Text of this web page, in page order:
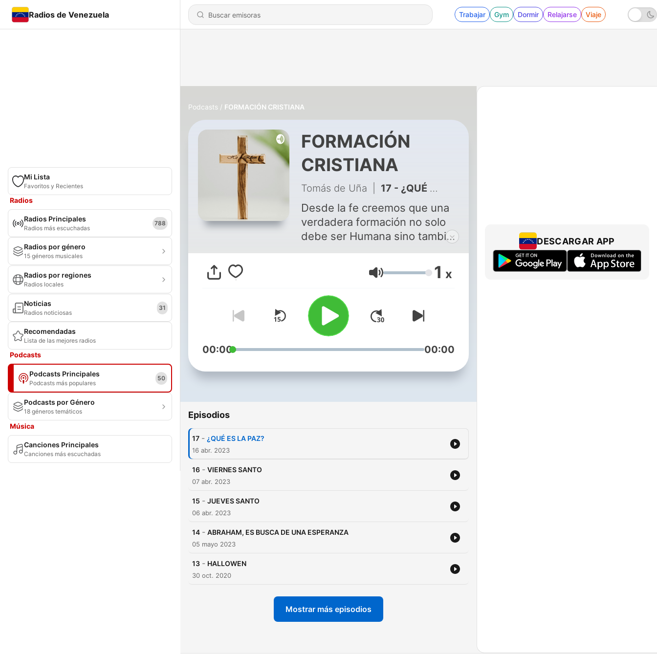
Radios de Venezuela Trabajar Gym Dormir Relajarse Viaje
Mi Lista
Favoritos y Recientes
Radios
Radios Principales
Radios más escuchadas
788
Radios por género
15 géneros musicales
Radios por regiones
Radios locales
Noticias
Radios noticiosas
31
Recomendadas
Lista de las mejores radios
Podcasts
Podcasts Principales
Podcasts más populares
50
Podcasts por Género
18 géneros temáticos
Música
Canciones Principales
Canciones más escuchadas
Podcasts FORMACIÓN CRISTIANA
FORMACIÓN
CRISTIANA
Tomás de Uña 17 - ¿QUÉ ES LA PAZ?
Desde la fe creemos que una
verdadera formación no solo
debe ser Humana sino también
Cristiana. Nuestra esperanza
en el Dios de la vida y en
Jesús de Nazaret nos
conducen hacia una vida en
plenitud aquí y ahora. En este
Podcast encontrarás algunas
claves para poder vivir nuestra
fe entendiéndola cada día un
Volumen 1 x
00:00 00:00
Episodios
17 - ¿QUÉ ES LA PAZ?
16 abr. 2023
16 - VIERNES SANTO
07 abr. 2023
15 - JUEVES SANTO
06 abr. 2023
14 - ABRAHAM, ES BUSCA DE UNA ESPERANZA
05 mayo 2023
13 - HALLOWEN
30 oct. 2020
Mostrar más episodios
DESCARGAR APP